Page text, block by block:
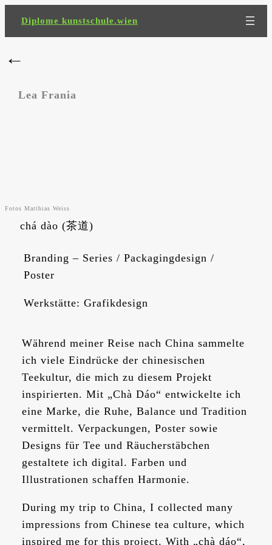
Inhalt
Diplome kunstschule.wien
←
Lea Frania
Fotos Matthias Weiss
chá dào (茶道)
Branding – Series / Packagingdesign /
Poster
Werkstätte: Grafikdesign
Während meiner Reise nach China sammelte
ich viele Eindrücke der chinesischen
Teekultur, die mich zu diesem Projekt
inspirierten. Mit „Chà Dáo“ entwickelte ich
eine Marke, die Ruhe, Balance und Tradition
vermittelt. Verpackungen, Poster sowie
Designs für Tee und Räucherstäbchen
gestaltete ich digital. Farben und
Illustrationen schaffen Harmonie.
During my trip to China, I collected many
impressions from Chinese tea culture, which
inspired me for this project. With „chà dáo“,